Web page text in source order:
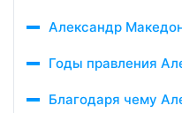
Александр
Годы правления
Благодаря чему